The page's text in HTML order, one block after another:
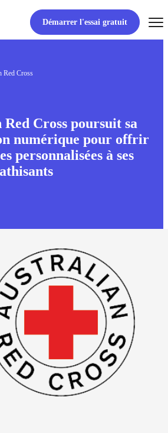
Démarrer l'essai gratuit
Red Cross
Cross poursuit sa
numérique pour offrir
personnalisées à ses